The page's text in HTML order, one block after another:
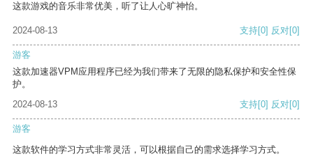
这款游戏的音乐非常优美，听了让人心旷神怡。
2024-08-13 支持[0] 反对[0]
游客
这款加速器VPM应用程序已经为我们带来了无限的隐私保护和安全性保
护。
2024-08-13
支持[0] 反对[0]
游客
这款软件的学习方式非常灵活，可以根据自己的需求选择学习方式。